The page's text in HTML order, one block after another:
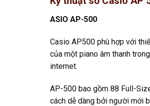
ASIO AP-500
Casio AP500 phù hợp với
của một piano âm thanh
internet.
AP-500 bao gồm 88 Full-
cách dễ dàng bởi người mới